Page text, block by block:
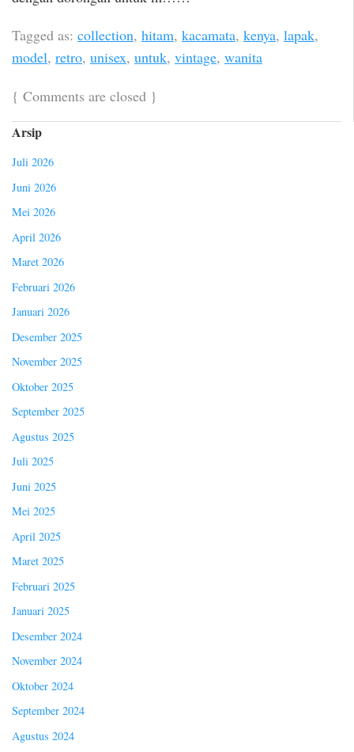
Tagged as: collection, hitam, kacamata, kenya, lapak,
model, retro, unisex, untuk, vintage, wanita
{ Comments are closed }
Arsip
Juli 2026
Juni 2026
Mei 2026
April 2026
Maret 2026
Februari 2026
Januari 2026
Desember 2025
November 2025
Oktober 2025
September 2025
Agustus 2025
Juli 2025
Juni 2025
Mei 2025
April 2025
Maret 2025
Februari 2025
Januari 2025
Desember 2024
November 2024
Oktober 2024
September 2024
Agustus 2024